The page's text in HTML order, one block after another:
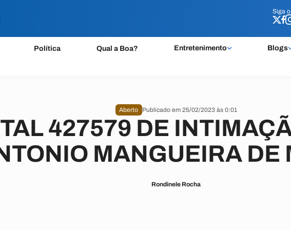
Siga o
Política Qual a Boa? Entretenimento Blogs
Siga o
Aberto Publicado em 25/02/2023 às 0:01
427579 DE
MANGUEIRA DE
Rondinele Rocha